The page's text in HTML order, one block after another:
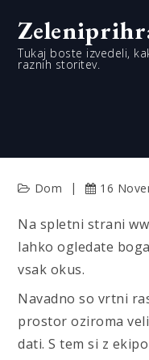
content
Tukaj boste izvedeli,
raznih storitev.
Dom 16
Na spletni strani
lahko ogledate
vsak okus.
Navadno so vrtni
prostor oziroma
dati. S tem si z